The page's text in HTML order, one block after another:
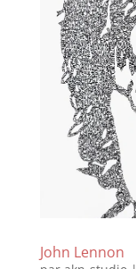
John Lennon